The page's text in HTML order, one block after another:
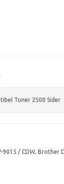
Toner 2500 Sider
9015 / CDW, Brother